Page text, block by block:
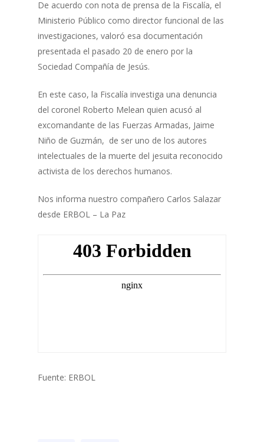
De acuerdo con nota de prensa de la Fiscalía, el
Ministerio Público como director funcional de las
investigaciones, valoró esa documentación
presentada el pasado 20 de enero por la
Sociedad Compañía de Jesús.
En este caso, la Fiscalía investiga una denuncia
del coronel Roberto Melean quien acusó al
excomandante de las Fuerzas Armadas, Jaime
Niño de Guzmán, de ser uno de los autores
intelectuales de la muerte del jesuita reconocido
activista de los derechos humanos.
Nos informa nuestro compañero Carlos Salazar
desde ERBOL – La Paz
Fuente: ERBOL